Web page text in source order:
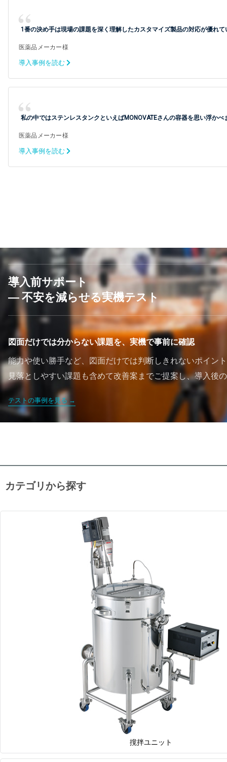
1番の決め手は現場の課題を深く理解したカスタマイズ製品の対応が優れて
医薬品メーカー様
導入事例を読む
私の中ではステンレスタンクといえばMONOVATEさんの容器を思い浮かべ
医薬品メーカー様
導入事例を読む
導入前サポート
― 不安を減らせる実機テスト
図面だけでは分からない課題を、実機で事前に確認
能力や使い勝手など、図面だけでは判断しきれないポイン
見落としやすい課題も含めて改善案までご提案し、導入後
テストの事例を見る
カテゴリから探す
撹拌ユニット